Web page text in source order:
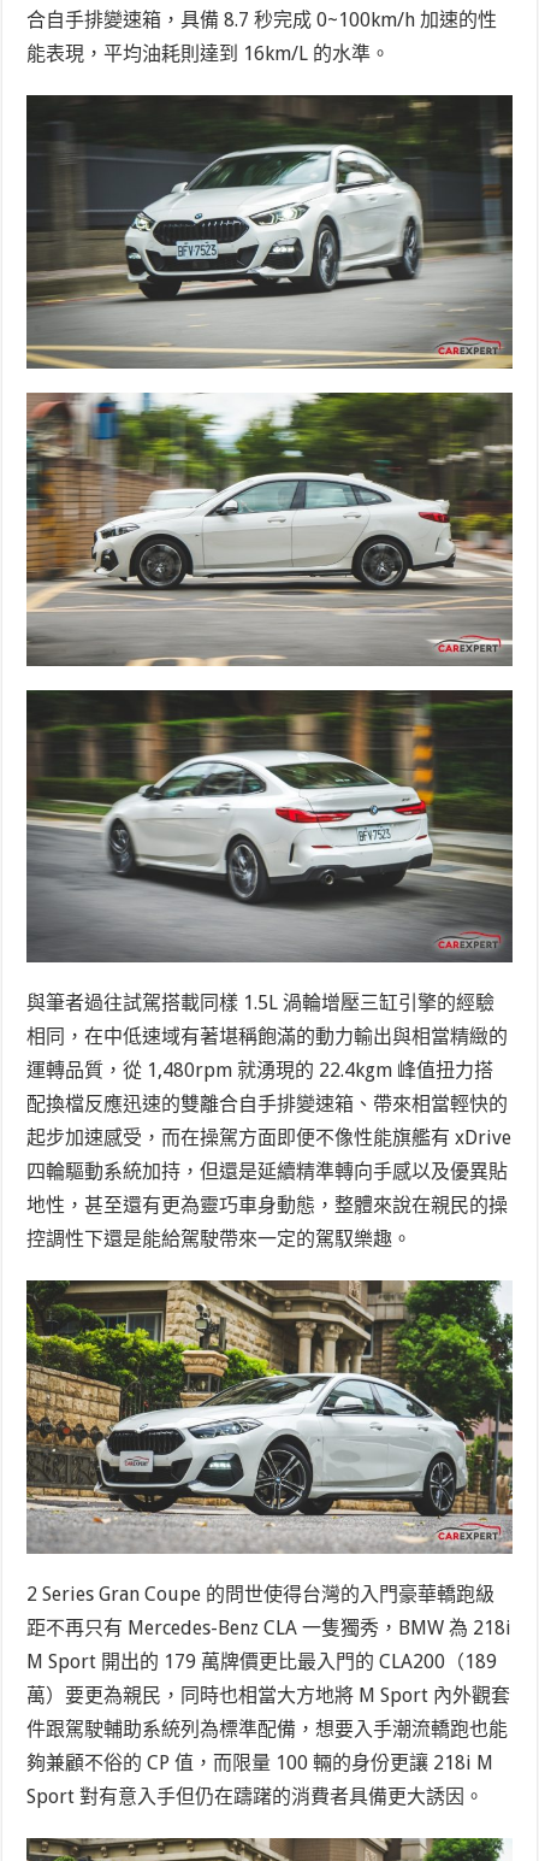
合自手排變速箱，具備 8.7 秒完成 0~100km/h 加速的性
能表現，平均油耗則達到 16km/L 的水準。
與筆者過往試駕搭載同樣 1.5L 渦輪增壓三缸引擎的經驗
相同，在中低速域有著堪稱飽滿的動力輸出與相當精緻的
運轉品質，從 1,480rpm 就湧現的 22.4kgm 峰值扭力搭
配換檔反應迅速的雙離合自手排變速箱、帶來相當輕快的
起步加速感受，而在操駕方面即便不像性能旗艦有 xDrive
四輪驅動系統加持，但還是延續精準轉向手感以及優異貼
地性，甚至還有更為靈巧車身動態，整體來說在親民的操
控調性下還是能給駕駛帶來一定的駕馭樂趣。
2 Series Gran Coupe 的問世使得台灣的入門豪華轎跑級
距不再只有 Mercedes-Benz CLA 一隻獨秀，BMW 為 218i
M Sport 開出的 179 萬牌價更比最入門的 CLA200（189
萬）要更為親民，同時也相當大方地將 M Sport 內外觀套
件跟駕駛輔助系統列為標準配備，想要入手潮流轎跑也能
夠兼顧不俗的 CP 值，而限量 100 輛的身份更讓 218i M
Sport 對有意入手但仍在躊躇的消費者具備更大誘因。